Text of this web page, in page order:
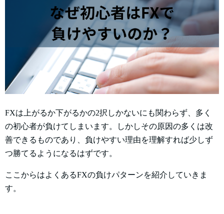
FXは上がるか下がるかの2択しかないにも関わらず、多く
の初心者が負けてしまいます。しかしその原因の多くは改
善できるものであり、負けやすい理由を理解すれば少しず
つ勝てるようになるはずです。
ここからはよくあるFXの負けパターンを紹介していきま
す。